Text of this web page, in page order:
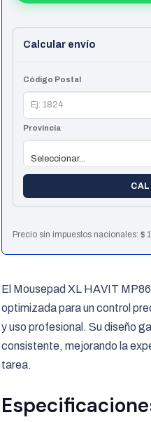
Calcular envío
Código Postal
Provincia
Precio sin impuestos nacionales:$
El Mousepad XL HAVIT
optimizada para un control
y uso profesional. Su diseño
consistente, mejorando la
tarea.